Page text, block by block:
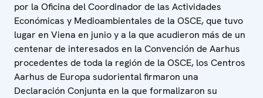
por la Oficina del Coordinador de las Actividades
Económicas y Medioambientales de la OSCE, que tuvo
lugar en Viena en junio y a la que acudieron más de un
centenar de interesados en la Convención de Aarhus
procedentes de toda la región de la OSCE, los Centros
Aarhus de Europa sudoriental firmaron una
Declaración Conjunta en la que formalizaron su